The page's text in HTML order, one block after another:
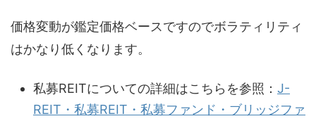
価格変動が鑑定価格ベースですのでボラティリティ
はかなり低くなります。
私募REITについての詳細はこちらを参照： J-
REIT・私募REIT・私募ファンド・ブリッジファ